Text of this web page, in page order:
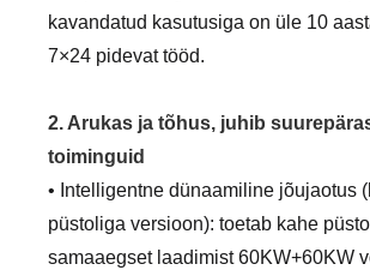
kavandatud kasutusiga on üle 10
7×24 pidevat tööd.
2. Arukas ja tõhus, juhib
toiminguid
• Intelligentne dünaamiline jõujaotus
püstoliga versioon): toetab kahe
samaaegset laadimist 60KW+60KW